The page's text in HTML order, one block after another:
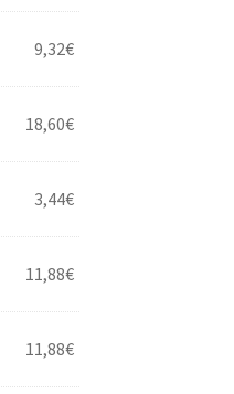
9,32€
18,60€
3,44€
11,88€
11,88€